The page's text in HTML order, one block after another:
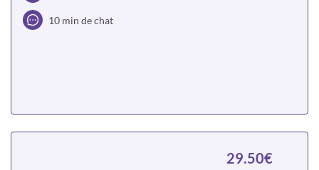
10 min de chat
29.50€